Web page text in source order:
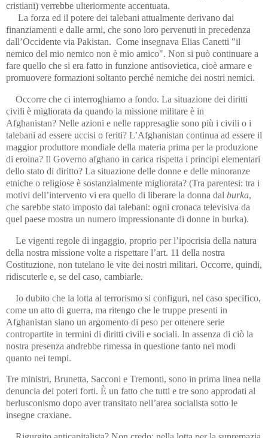
cristiani) verrebbe ulteriormente accentuata.
La forza ed il potere dei talebani attualmente derivano dai
finanziamenti e dalle armi, che sono loro pervenuti in precedenza
dall’Occidente via Pakistan. Come insegnava Elias Canetti "il
nemico del mio nemico non è mio amico". Non si può continuare a
fare quello che si era fatto in funzione antisovietica, cioè armare e
promuovere formazioni soltanto perché nemiche dei nostri nemici.
Occorre che ci interroghiamo a fondo. La situazione dei diritti
civili è migliorata da quando la missione militare è in
Afghanistan? Nelle azioni e nelle rappresaglie sono più i civili o i
talebani ad essere uccisi o feriti? L’Afghanistan continua ad essere il
maggior produttore mondiale della materia prima per la produzione
di eroina? Il Governo afghano in carica rispetta i principi elementari
dello stato di diritto? La situazione delle donne e delle minoranze
etniche o religiose è sostanzialmente migliorata? (Tra parentesi: tra i
motivi dell’intervento vi era quello di liberare la donna dal burka,
che sarebbe stato imposto dai talebani: ogni cronaca televisiva da
quel paese mostra un numero impressionante di donne in burka).
Le vigenti regole di ingaggio, proprio per l’ipocrisia della natura
della nostra missione volte a rispettare l’art. 11 della nostra
Costituzione, non tutelano le vite dei nostri militari. Occorre, quindi,
ridiscuterle e, se del caso, cambiarle.
Io dubito che la lotta al terrorismo si configuri, nel caso specifico,
come un atto di guerra, ma ritengo che le truppe presenti in
Afghanistan siano un argomento di peso per ottenere serie
contropartite in termini di diritti civili e sociali. In assenza di ciò la
nostra presenza andrebbe rimessa in questione tanto nei modi
quanto nei tempi.
Tre ministri, Brunetta, Sacconi e Tremonti, sono in prima linea nella
denuncia dei poteri forti. È un fatto che tutti e tre sono approdati al
berlusconismo dopo aver transitato nell’area socialista sotto le
insegne craxiane.